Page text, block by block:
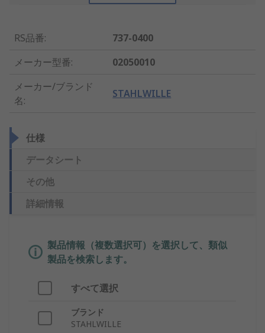
RS品番:
737-0400
メーカー型番:
02050010
メーカー/ブランド
名:
STAHLWILLE
仕様
データシート
その他
詳細情報
製品情報（複数選択可）を選択して、類似
製品を検索します。
すべて選択
ブランド
STAHLWILLE